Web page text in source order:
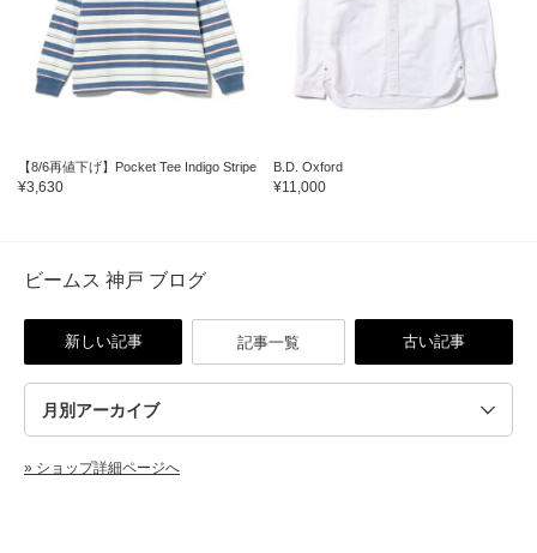
【8/6再値下げ】Pocket Tee Indigo Stripe
¥3,630
B.D. Oxford
¥11,000
ビームス 神戸 ブログ
新しい記事 記事一覧 古い記事
» ショップ詳細ページへ